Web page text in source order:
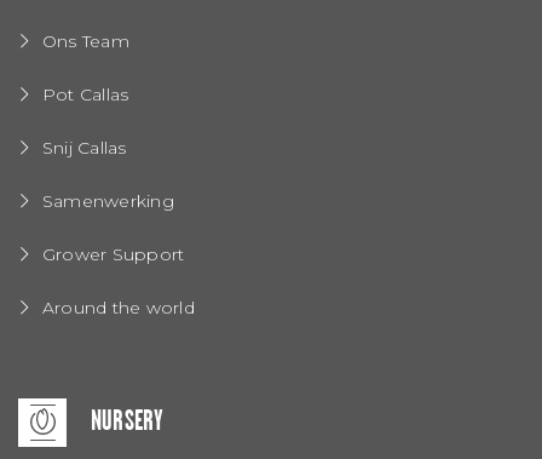
Ons Team
Pot Callas
Snij Callas
Samenwerking
Grower Support
Around the world
NURSERY